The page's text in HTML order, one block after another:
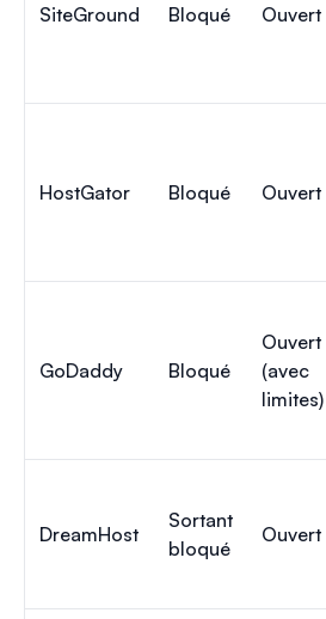
SiteGround Bloqué Ouvert
HostGator Bloqué Ouvert
GoDaddy Bloqué
Ouvert
(avec
limites)
DreamHost
Sortant
bloqué
Ouvert